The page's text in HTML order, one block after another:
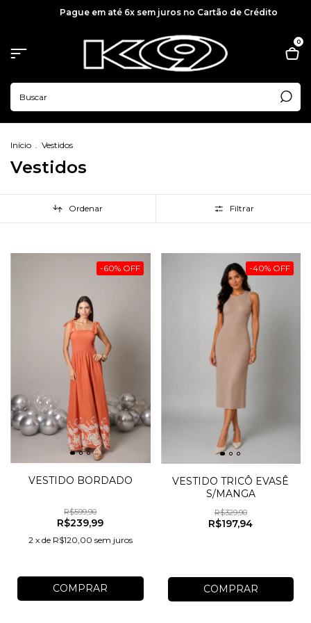
Pague em até 6x sem juros no Cartão de Crédito
0
Início . Vestidos
Vestidos
Ordenar Filtrar
-60% OFF
VESTIDO BORDADO
R$599,90
R$239,99
2 x de R$120,00 sem juros
COMPRAR
-40% OFF
VESTIDO TRICÔ EVASÊ
S/MANGA
R$329,90
R$197,94
COMPRAR